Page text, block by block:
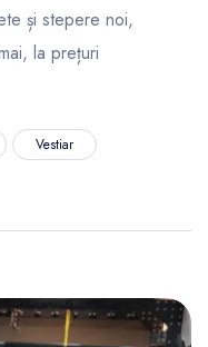
și stepere noi,
la prețuri
Vestiar